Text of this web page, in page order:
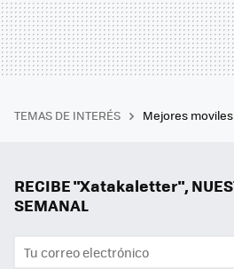
TEMAS DE INTERÉS Mejores
RECIBE "Xatakaletter",
SEMANAL